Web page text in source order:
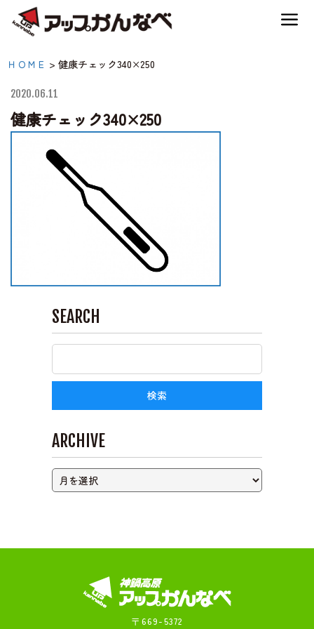
健康チェック340×250|
【公式】アップかんなべ
｜兵庫県豊岡市・関西
アウトドア・キャンプ
場・熱気球・高原アクテ
ィビティ
夏のスキー場も「かなり遊べる」！
神鍋高原アクティビティ
交通アクセス
神鍋高原体育館
ＨＯＭＥ > 健康チェック340×250
2020.06.11
健康チェック340×250
SEARCH
ARCHIVE
〒669-5372